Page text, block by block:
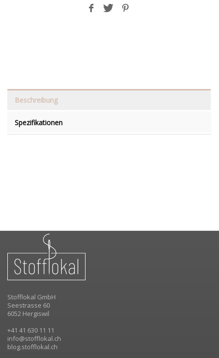
Beschreibung
Spezifikationen
Stofflokal GmbH
Seestrasse 60
6052 Hergiswil
+41 41 630 11 11
info@stofflokal.ch
blog.stofflokal.ch